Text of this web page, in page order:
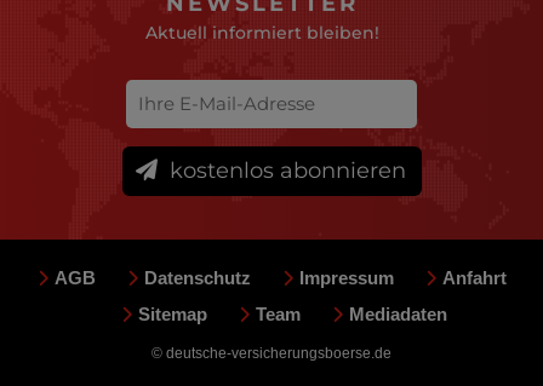
Aktuell informiert bleiben!
kostenlos abonnieren
AGB Datenschutz Impressum
Anfahrt
Sitemap
Team Mediadaten
© deutsche-versicherungsboerse.de